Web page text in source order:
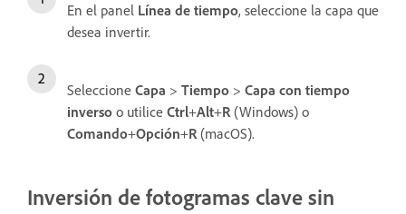
En el panel Línea de tiempo, seleccione la capa que
desea invertir.
Seleccione Capa > Tiempo > Capa con tiempo
inverso o utilice Ctrl+Alt+R(Windows) o
Comando+Opción+R(macOS).
Inversión de fotogramas clave sin